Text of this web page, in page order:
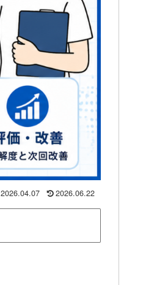
2026.04.07 2026.06.22